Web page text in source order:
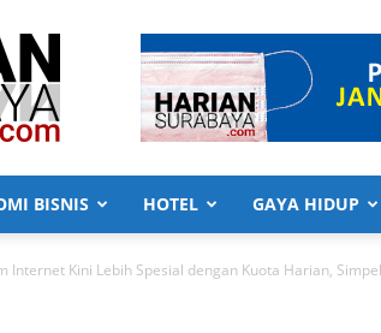
BISNIS HOTEL GAYA HIDUP
Internet Kini Lebih Spesial dengan Kuota Harian,